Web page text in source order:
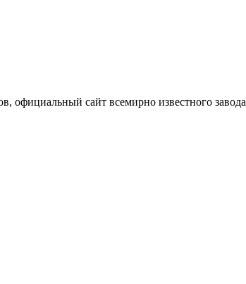
официальный сайт всемирно известного завода